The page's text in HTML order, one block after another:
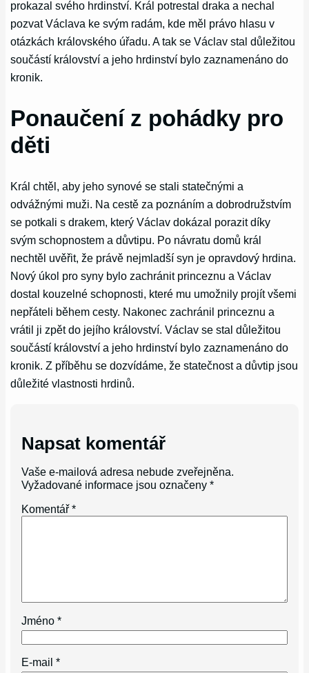
prokazal svého hrdinství. Král potrestal draka a nechal
pozvat Václava ke svým radám, kde měl právo hlasu v
otázkách královského úřadu. A tak se Václav stal důležitou
součástí království a jeho hrdinství bylo zaznamenáno do
kronik.
Ponaučení z pohádky pro
děti
Král chtěl, aby jeho synové se stali statečnými a
odvážnými muži. Na cestě za poznáním a dobrodružstvím
se potkali s drakem, který Václav dokázal porazit díky
svým schopnostem a důvtipu. Po návratu domů král
nechtěl uvěřit, že právě nejmladší syn je opravdový hrdina.
Nový úkol pro syny bylo zachránit princeznu a Václav
dostal kouzelné schopnosti, které mu umožnily projít všemi
nepřáteli během cesty. Nakonec zachránil princeznu a
vrátil ji zpět do jejího království. Václav se stal důležitou
součástí království a jeho hrdinství bylo zaznamenáno do
kronik. Z příběhu se dozvídáme, že statečnost a důvtip jsou
důležité vlastnosti hrdinů.
Napsat komentář
Vaše e-mailová adresa nebude zveřejněna.
Vyžadované informace jsou označeny*
Komentář*
Jméno*
E-mail*